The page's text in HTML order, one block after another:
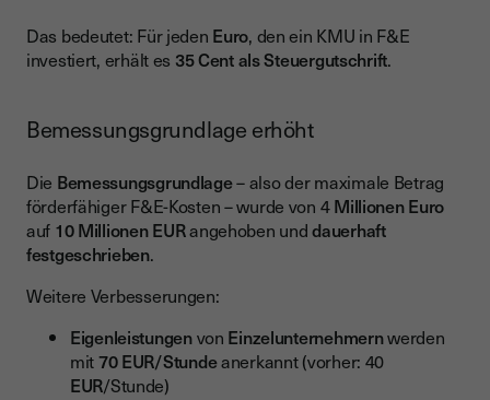
Das bedeutet: Für jeden Euro, den ein KMU in F&E
investiert, erhält es 35 Cent als Steuergutschrift.
Bemessungsgrundlage erhöht
Die Bemessungsgrundlage– also der maximale Betrag
förderfähiger F&E-Kosten – wurde von 4MillionenEuro
auf 10 Millionen EURangehoben unddauerhaft
festgeschrieben.
Weitere Verbesserungen:
Eigenleistungenvon Einzelunternehmernwerden
mit70 EUR/Stundeanerkannt (vorher: 40
EUR/Stunde)